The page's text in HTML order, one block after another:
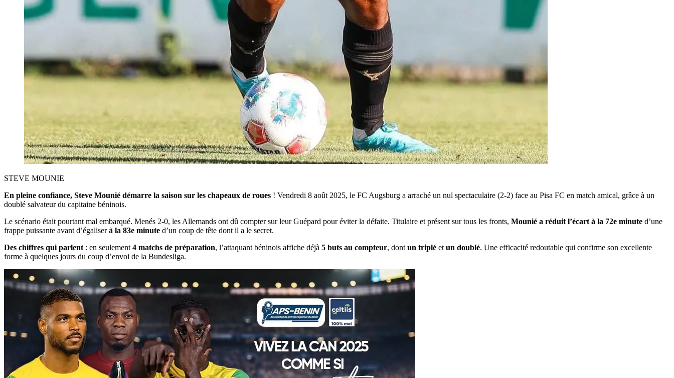
STEVE MOUNIE
En pleine confiance, Steve Mounié démarre la saison sur les chapeaux de roues ! Vendredi 8 août 2025, le FC Augsburg a arraché un nul spectaculaire (2-2) face au Pisa FC en match amical, grâce à un
doublé salvateur du capitaine béninois.
Le scénario était pourtant mal embarqué. Menés 2-0, les Allemands ont dû compter sur leur Guépard pour éviter la défaite. Titulaire et présent sur tous les fronts, Mounié a réduit l’écart à la 72e minute d’une
frappe puissante avant d’égaliserà la 83e minute d’un coup de tête dont il a le secret.
Des chiffres qui parlent : en seulement 4 matchs de préparation, l’attaquant béninois affiche déjà 5 buts au compteur, dont un triplé et un doublé. Une efficacité redoutable qui confirme son excellente
forme à quelques jours du coup d’envoi de la Bundesliga.